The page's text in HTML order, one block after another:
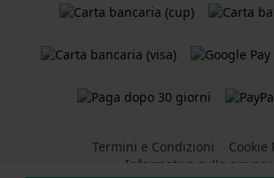
Termini e Condizioni
Cookie
Informativa sulla privacy